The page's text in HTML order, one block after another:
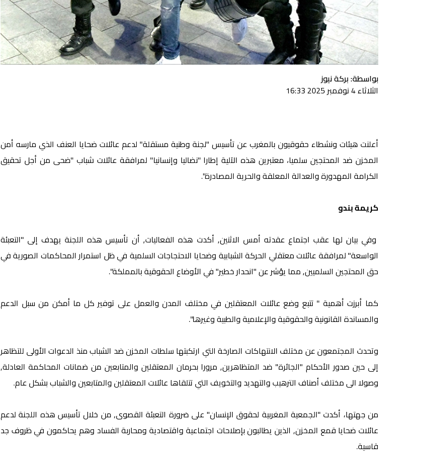
بواسطة: بركة نيوز
الثلاثاء 4 نوفمبر 2025 16:33
أعلنت هيئات ونشطاء حقوقيون بالمغرب عن تأسيس "لجنة وطنية مستقلة" لدعم عائلات ضحايا العنف الذي مارسه أمن
المخزن ضد المحتجين سلميا، معتبرين هذه الآلية إطارا "نضاليا وإنسانيا" لمرافقة عائلات شباب "ضحى من أجل تحقيق
الكرامة المهدورة والعدالة المعلقة والحرية المصادرة".
كريمة بندو
وفي بيان لها عقب اجتماع عقدته أمس الاثنين, أكدت هذه الفعاليات, أن تأسيس هذه اللجنة يهدف إلى "التعبئة
الواسعة" لمرافقة عائلات معتقلي الحركة الشبابية وضحايا الاحتجاجات السلمية في ظل استمرار المحاكمات الصورية في
حق المحتجين السلميين, مما يؤشر عن "انحدار خطير" في الأوضاع الحقوقية بالمملكة".
كما أبرزت أهمية " تتبع وضع عائلات المعتقلين في مختلف المدن والعمل على توفير كل ما أمكن من سبل الدعم
والمساندة القانونية والحقوقية والإعلامية والطبية وغيرها".
وتحدث المجتمعون عن مختلف الانتهاكات الصارخة التي ارتكبتها سلطات المخزن ضد الشباب منذ الدعوات الأولى للتظاهر
إلى حين صدور الأحكام "الجائرة" ضد المتظاهرين, مرورا بحرمان المعتقلين والمتابعين من ضمانات المحاكمة العادلة,
وصولا الى مختلف أصناف الترهيب والتهديد والتخويف التي تتلقاها عائلات المعتقلين والمتابعين والشباب بشكل عام.
من جهتها، أكدت "الجمعية المغربية لحقوق الإنسان" على ضرورة التعبئة القصوى, من خلال تأسيس هذه اللجنة لدعم
عائلات ضحايا قمع المخزن, الذين يطالبون بإصلاحات اجتماعية واقتصادية ومحاربة الفساد وهم يحاكمون في ظروف جد
قاسية.